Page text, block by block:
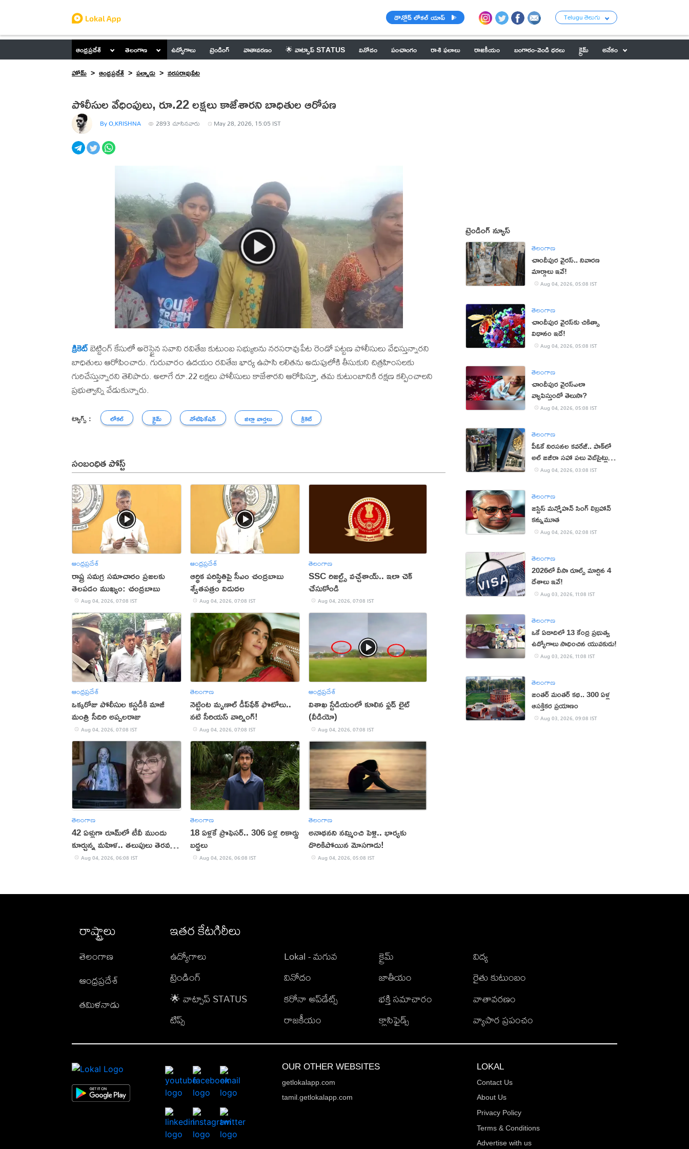
డౌన్లోడ్ లోకల్ యాప్ Telugu తెలుగు
ఆంధ్రప్రదేశ్ తెలంగాణ ఉద్యోగాలు ట్రెండింగ్ వాతావరణం 🌟 వాట్సాప్ STATUS వినోదం పంచాంగం రాశి ఫలాలు రాజకీయం బంగారం-వెండి ధరలు క్రైమ్
అనేకం
హోమ్
ఆంధ్రప్రదేశ్ పల్నాడు న‌ర‌స‌రావుపేట‌
పోలీసుల వేధింపులు, రూ.22 లక్షలు కాజేశారని బాధితుల ఆరోపణ
By O,KRISHNA 2893 చూసినవారు May 28, 2026, 15:05 IST
క్రికెట్బెట్టింగ్ కేసులో అరెస్టైన సవాని రవితేజ కుటుంబ సభ్యులను నరసరావుపేట రెండో పట్టణ పోలీసులు వేధిస్తున్నారని
బాధితులు ఆరోపించారు. గురువారం ఉదయం రవితేజ భార్య ఉపాసి లలితను అదుపులోకి తీసుకుని చిత్రహింసలకు
గురిచేస్తున్నారని తెలిపారు. అలాగే రూ.22 లక్షలు పోలీసులు కాజేశారని ఆరోపిస్తూ, తమ కుటుంబానికి రక్షణ కల్పించాలని
ప్రభుత్వాన్ని వేడుకున్నారు.
ట్యాగ్స్ : లోకల్ క్రైమ్ నోటిఫికేషన్ జిల్లా వార్తలు క్రికెట్
సంబంధిత పోస్ట్
ఆంధ్రప్రదేశ్
రాష్ట్ర సమగ్ర సమాచారం ప్రజలకు
తెలపడం ముఖ్యం: చంద్రబాబు
Aug 04, 2026, 07:08 IST
ఆంధ్రప్రదేశ్
ఆర్థిక పరిస్థితిపై సీఎం చంద్రబాబు
శ్వేతపత్రం విడుదల
Aug 04, 2026, 07:08 IST
తెలంగాణ
SSC రిజల్ట్స్ వచ్చేశాయ్.. ఇలా చెక్
చేసుకోండి
Aug 04, 2026, 07:08 IST
ఆంధ్రప్రదేశ్
ఒక్కరోజు పోలీసుల కస్టడీకి మాజీ
మంత్రి సీదిరి అప్పలరాజు
Aug 04, 2026, 07:08 IST
తెలంగాణ
నెట్టింట మృణాల్ డీప్‌ఫేక్‌ ఫొటోలు..
నటి సీరియస్ వార్నింగ్!
Aug 04, 2026, 07:08 IST
ఆంధ్రప్రదేశ్
విశాఖ స్టేడియంలో కూలిన ఫ్లడ్ లైట్
(వీడియో)
Aug 04, 2026, 07:08 IST
తెలంగాణ
42 ఏళ్లుగా రూమ్‌లో టీవీ ముందు
కూర్చున్న మహిళ.. తలుపులు తెరవగా
షాక్Aug 04, 2026, 06:08 IST
తెలంగాణ
18 ఏళ్లకే ప్రొఫెసర్‌.. 306 ఏళ్ల రికార్డు
బద్దలు
Aug 04, 2026, 06:08 IST
తెలంగాణ
అనాథనని నమ్మించి పెళ్లి.. భార్యకు
దొరికిపోయిన మోసగాడు!
Aug 04, 2026, 05:08 IST
ట్రెండింగ్ న్యూస్
తెలంగాణ
చాందీపుర వైరస్.. నివారణ
మార్గాలు ఇవే!
Aug 04, 2026, 05:08 IST
తెలంగాణ
చాందీపుర వైరస్‌కు చికిత్సా
విధానం ఇదే!
Aug 04, 2026, 05:08 IST
తెలంగాణ
చాందీపుర వైరస్ఎలా
వ్యాపిస్తుందో తెలుసా?
Aug 04, 2026, 05:08 IST
తెలంగాణ
పీఓకే నిరసనల కవరేజ్.. పాక్‌లో
అల్ జజీరా సహా పలు వెబ్‌సైట్లు
బంద్Aug 04, 2026, 03:08 IST
తెలంగాణ
జస్టిస్ మన్మోహన్ సింగ్ లిబ్రహాన్
కన్నుమూత
Aug 04, 2026, 02:08 IST
తెలంగాణ
2026లో వీసా రూల్స్ మార్చిన 4
దేశాలు ఇవే!
Aug 03, 2026, 11:08 IST
తెలంగాణ
ఒకే ఏడాదిలో 13 కేంద్ర ప్రభుత్వ
ఉద్యోగాలు సాధించిన యువకుడు!
Aug 03, 2026, 11:08 IST
తెలంగాణ
జంతర్‌ మంతర్‌ కథ.. 300 ఏళ్ల
ఆసక్తికర ప్రయాణం
Aug 03, 2026, 09:08 IST
రాష్ట్రాలు
తెలంగాణ
ఆంధ్రప్రదేశ్
తమిళనాడు
ఇతర కేటగిరీలు
ఉద్యోగాలు
ట్రెండింగ్
🌟 వాట్సాప్ STATUS
టిప్స్
Lokal - మగువ
వినోదం
కరోనా అప్‌డేట్స్
రాజకీయం
క్రైమ్
జాతీయం
భక్తి సమాచారం
క్లాసిఫైడ్స్
విద్య
రైతు కుటుంబం
వాతావరణం
వ్యాపార ప్రపంచం
OUR OTHER WEBSITES
getlokalapp.com
tamil.getlokalapp.com
LOKAL
Contact Us
About Us
Privacy Policy
Terms & Conditions
Advertise with us